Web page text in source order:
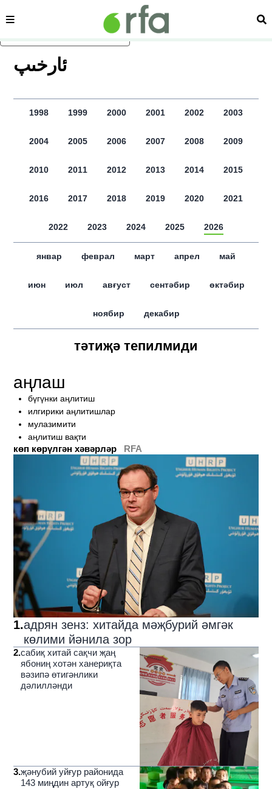
асаслиқ мәзмунға атлаң
сәһипә
ﺋﺎﺭﺧﯩﭗ
1998 1999 2000 2001 2002 2003
2004 2005 2006 2007 2008 2009
2010 2011 2012 2013 2014 2015
2016 2017 2018 2019 2020 2021
2022 2023 2024 2025 2026
январ феврал март апрел май
июн июл авғуст сентәбир өктәбир
ноябир декабир
тәтиҗә тепилмиди
аңлаш
бүгүнки аңлитиш
илгирики аңлитишлар
мулазимити
аңлитиш вақти
көп көрүлгән хәвәрләр RFA
1.адрян зенз: хитайда мәҗбурий әмгәк
көлими йәнила зор
2.сабиқ хитай сақчи җаң
ябониң хотән ханериқта
вәзипә өтигәнлики
дәлилләнди
3.җәнубий уйғур районида
143 миңдин артуқ ойғур